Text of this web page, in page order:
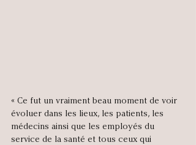
« Ce fut un vraiment beau moment de voir
évoluer dans les lieux, les patients, les
médecins ainsi que les employés du
service de la santé et tous ceux qui